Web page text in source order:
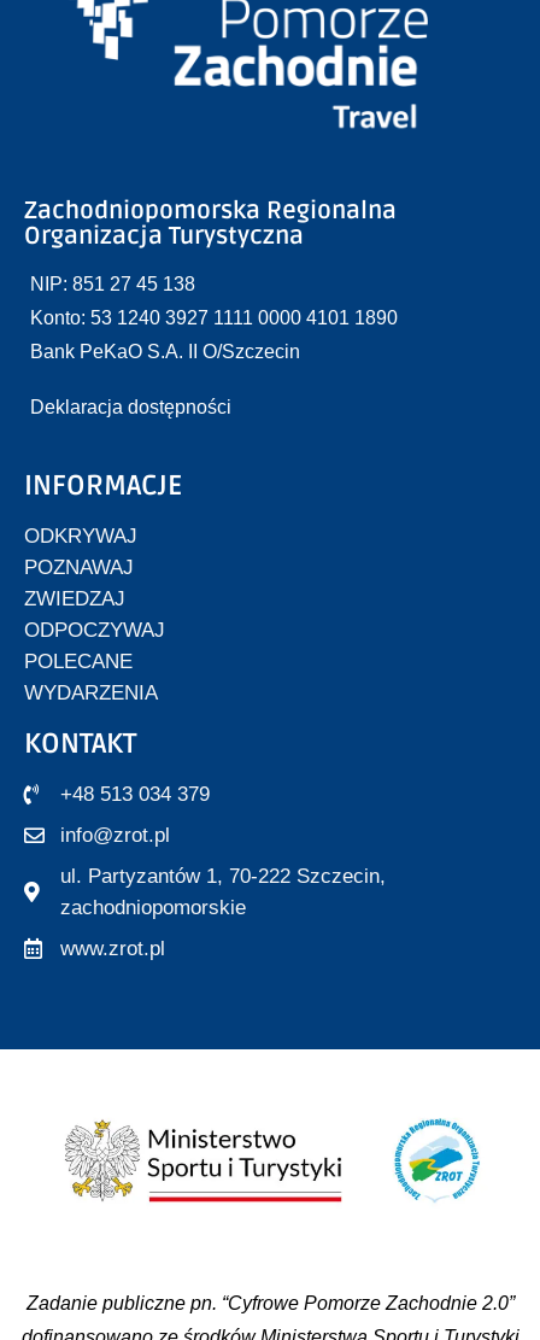
Zachodniopomorska Regionalna
Organizacja Turystyczna
NIP: 851 27 45 138
Konto: 53 1240 3927 1111 0000 4101 1890
Bank PeKaO S.A. II O/Szczecin
Deklaracja dostępności
INFORMACJE
ODKRYWAJ
POZNAWAJ
ZWIEDZAJ
ODPOCZYWAJ
POLECANE
WYDARZENIA
KONTAKT
+48 513 034 379
info@zrot.pl
ul. Partyzantów 1, 70-222 Szczecin,
zachodniopomorskie
www.zrot.pl
Zadanie publiczne pn. “Cyfrowe Pomorze Zachodnie 2.0”